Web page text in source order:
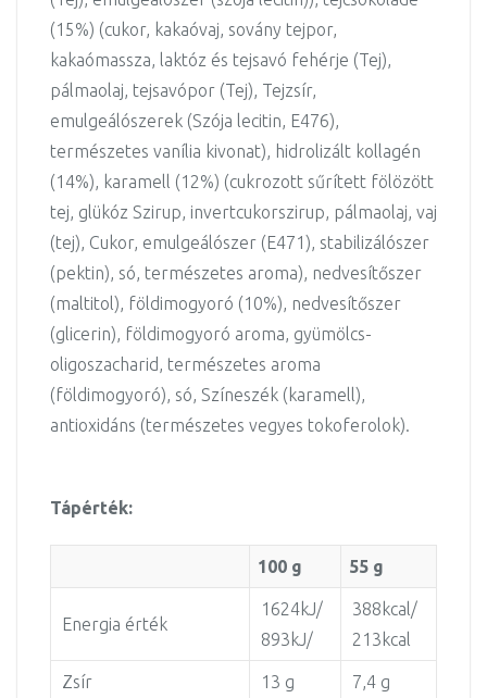
(15%) (cukor, kakaóvaj, sovány tejpor,
kakaómassza, laktóz és tejsavó fehérje (Tej),
pálmaolaj, tejsavópor (Tej), Tejzsír,
emulgeálószerek (Szója lecitin, E476),
természetes vanília kivonat), hidrolizált kollagén
(14%), karamell (12%) (cukrozott sűrített fölözött
tej, glükóz Szirup, invertcukorszirup, pálmaolaj, vaj
(tej), Cukor, emulgeálószer (E471), stabilizálószer
(pektin), só, természetes aroma), nedvesítőszer
(maltitol), földimogyoró (10%), nedvesítőszer
(glicerin), földimogyoró aroma, gyümölcs-
oligoszacharid, természetes aroma
(földimogyoró), só, Színeszék (karamell),
antioxidáns (természetes vegyes tokoferolok).
Tápérték:
100 g 55 g
Energia érték
1624kJ/
893kJ/
388kcal/
213kcal
Zsír
13 g
7,4 g